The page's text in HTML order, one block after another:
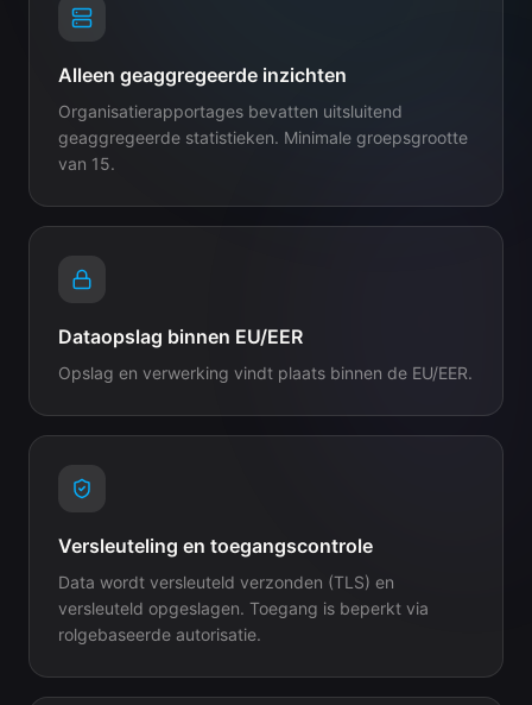
Alleen geaggregeerde inzichten
Organisatierapportages bevatten uitsluitend
geaggregeerde statistieken. Minimale groepsgrootte
van 15.
Dataopslag binnen EU/EER
Opslag en verwerking vindt plaats binnen de EU/EER.
Versleuteling en toegangscontrole
Data wordt versleuteld verzonden (TLS) en
versleuteld opgeslagen. Toegang is beperkt via
rolgebaseerde autorisatie.